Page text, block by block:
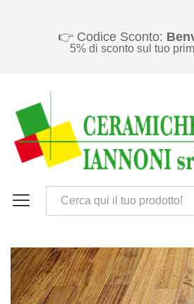
👉 Codice Sconto:
5% di sconto sul tuo